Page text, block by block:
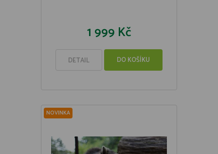
1 999 Kč
DETAIL DO KOŠÍKU
NOVINKA